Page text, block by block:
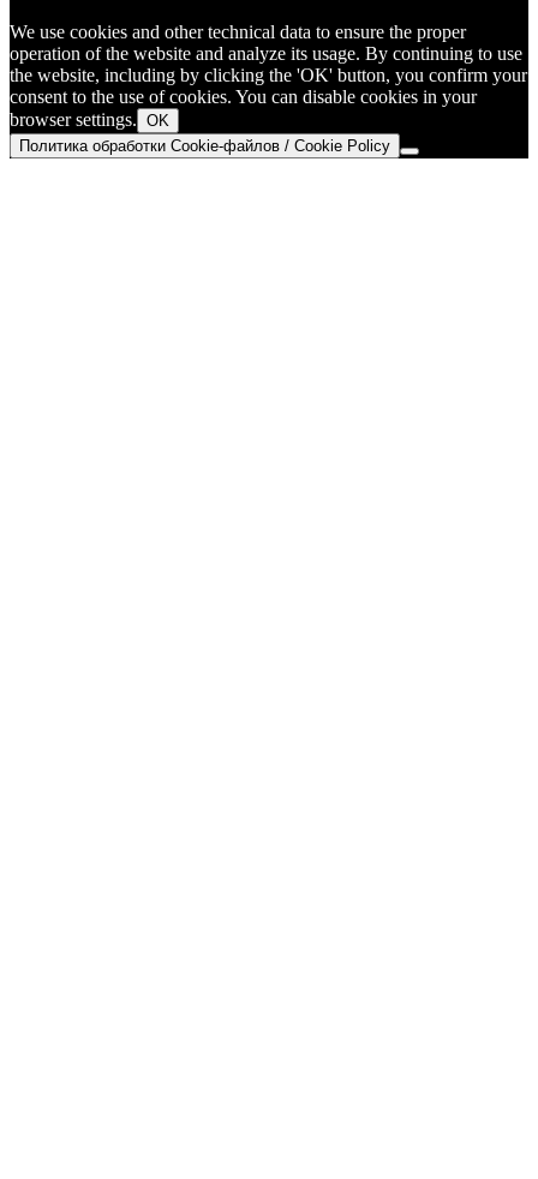
We use cookies and other technical data to ensure the proper
operation of the website and analyze its usage. By continuing to use
the website, including by clicking the 'OK' button, you confirm your
consent to the use of cookies. You can disable cookies in your
browser settings. OK
Политика обработки Cookie-файлов / Cookie Policy